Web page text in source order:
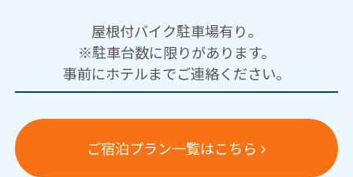
屋根付バイク駐車場有り。
※駐車台数に限りがあります。
事前にホテルまでご連絡ください。
ご宿泊プラン一覧はこちら